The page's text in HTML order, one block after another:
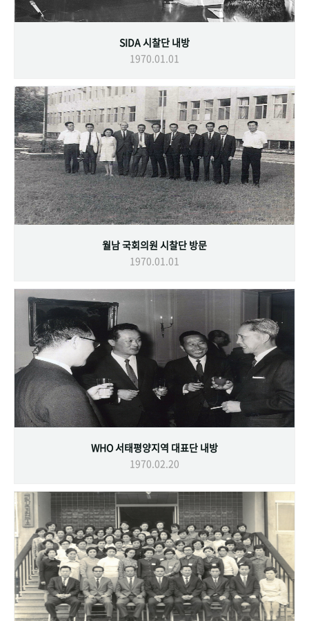
SIDA 시찰단 내방
1970.01.01
월남 국회의원 시찰단 방문
1970.01.01
WHO 서태평양지역 대표단 내방
1970.02.20